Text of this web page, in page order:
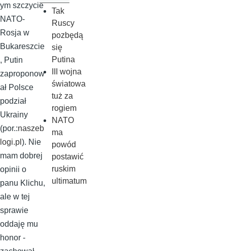
ym szczycie
NATO-
Rosja w
Bukareszcie
, Putin
zaproponow
ał Polsce
podział
Ukrainy
(por.:naszeb
logi.pl ). Nie
mam dobrej
opinii o
panu Klichu,
ale w tej
sprawie
oddaję mu
honor -
Tak
Ruscy
pozbędą
się
Putina
III wojna
światowa
tuż za
rogiem
NATO
ma
powód
postawić
ruskim
ultimatum